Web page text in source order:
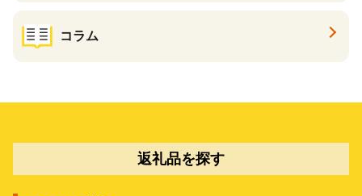
コラム
返礼品を探す